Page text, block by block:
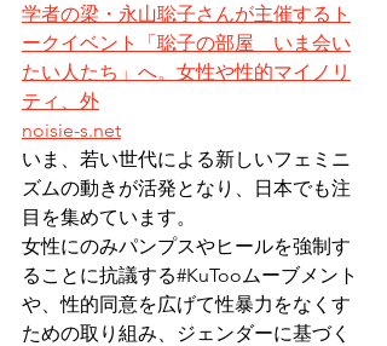
学者の梁・永山聡子さんが主催するト
ークイベント「聡子の部屋　いま会い
たい人たち」へ。女性や性的マイノリ
ティ、外
noisie-s.net
いま、若い世代による新しいフェミニ
ズムの動きが活発となり、日本でも注
目を集めています。
女性にのみパンプスやヒールを強制す
ることに抗議する#KuTooムーブメント
や、性的同意を広げて性暴力をなくす
ための取り組み、ジェンダーに基づく